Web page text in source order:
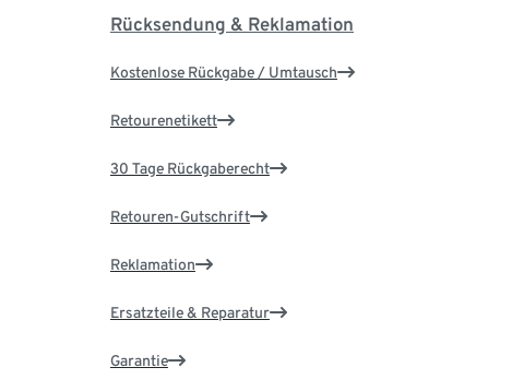
Rücksendung & Reklamation
Kostenlose Rückgabe / Umtausch
Retourenetikett
30 Tage Rückgaberecht
Retouren-Gutschrift
Reklamation
Ersatzteile & Reparatur
Garantie